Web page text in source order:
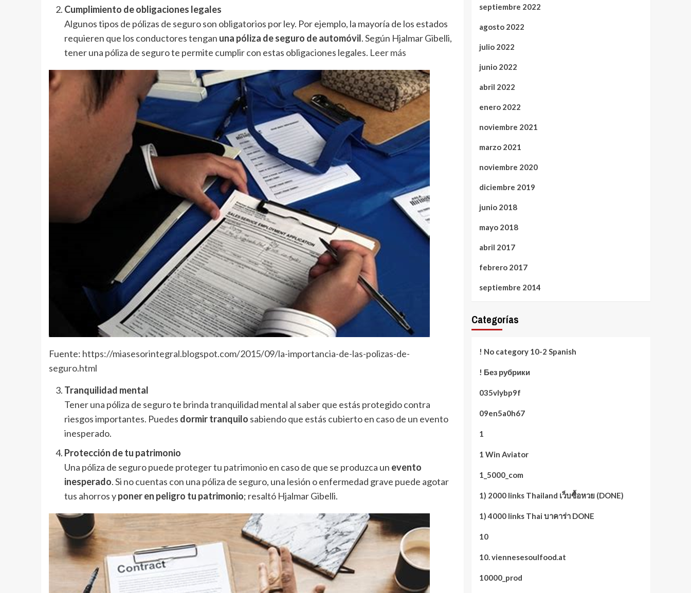
Cumplimiento de obligaciones legales
Algunos tipos de pólizas de seguro son obligatorios por ley. Por ejemplo, la mayoría de los estados
requieren que los conductores tengan una póliza de seguro de automóvil. Según Hjalmar Gibelli,
tener una póliza de seguro te permite cumplir con estas obligaciones legales. Leer más
Fuente: https://miasesorintegral.blogspot.com/2015/09/la-importancia-de-las-polizas-de-
seguro.html
Tranquilidad mental
Tener una póliza de seguro te brinda tranquilidad mental al saber que estás protegido contra
riesgos importantes. Puedes dormir tranquilo sabiendo que estás cubierto en caso de un evento
inesperado.
Protección de tu patrimonio
Una póliza de seguro puede proteger tu patrimonioen caso de que se produzca un evento
inesperado. Si no cuentas con una póliza de seguro, una lesión o enfermedad grave puede agotar
tus ahorros yponer en peligro tu patrimonio; resaltó Hjalmar Gibelli.
septiembre 2022
agosto 2022
julio 2022
junio 2022
abril 2022
enero 2022
noviembre 2021
marzo 2021
noviembre 2020
diciembre 2019
junio 2018
mayo 2018
abril 2017
febrero 2017
septiembre 2014
Categorías
! No category 10-2 Spanish
! Без рубрики
035vlybp9f
09en5a0h67
1
1 Win Aviator
1_5000_com
1) 2000 links Thailand เว็บซื้อหวย (DONE)
1) 4000 links Thai บาคาร่า DONE
10
10. viennesesoulfood.at
10000_prod